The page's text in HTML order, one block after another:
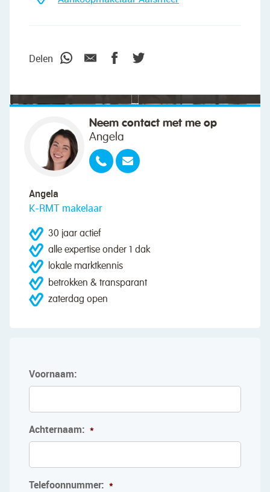
Delen
Neem contact met me op
Angela
Angela
K-RMT makelaar
30 jaar actief
alle expertise onder 1 dak
lokale marktkennis
betrokken & transparant
zaterdag open
Voornaam:
Achternaam: *
Telefoonnummer: *